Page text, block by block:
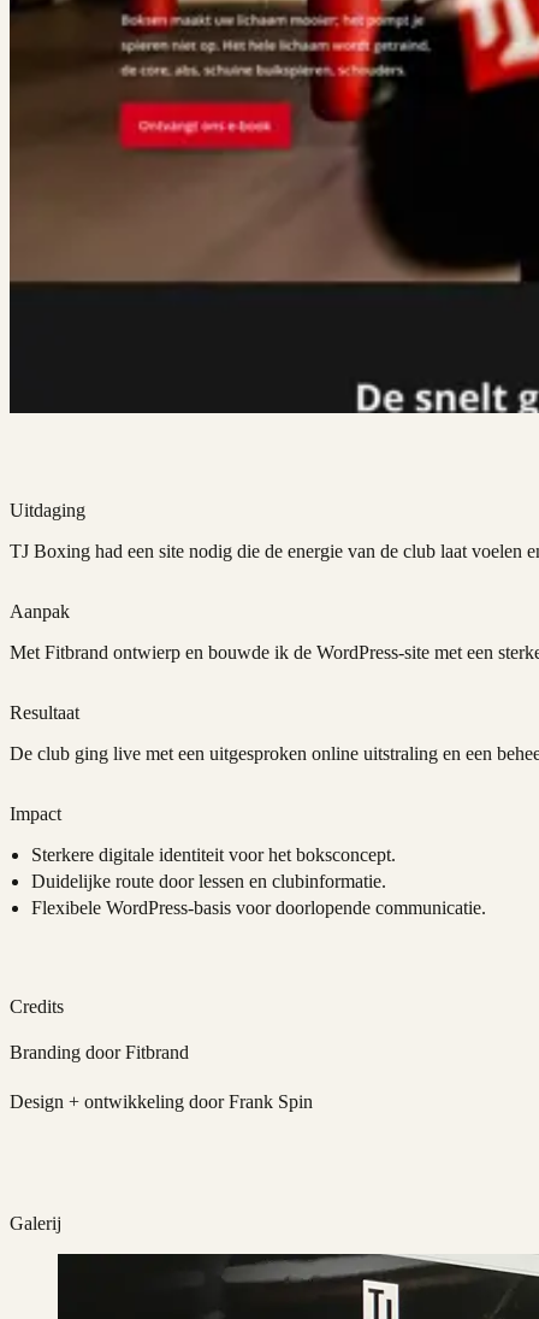
Uitdaging
TJ Boxing had een site nodig die de energie van de club laat voelen
Aanpak
Met Fitbrand ontwierp en bouwde ik de WordPress-site met een
Resultaat
De club ging live met een uitgesproken online uitstraling en een
Impact
Sterkere digitale identiteit voor het boksconcept.
Duidelijke route door lessen en clubinformatie.
Flexibele WordPress-basis voor doorlopende communicatie.
Credits
Branding door Fitbrand
Design + ontwikkeling door Frank Spin
Galerij